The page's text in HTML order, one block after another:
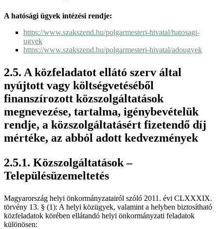
A hatósági ügyek intézési rendje:
https://www.szakszend.hu/polgarmesteri-hivatal/hatosagi-
ugyek
https://www.szakszend.hu/polgarmesteri-hivatal/adougyek
A közfeladatot ellátó szerv által
nyújtott vagy költségvetéséből
finanszírozott közszolgáltatások
megnevezése, tartalma, igénybevételük
rendje, a közszolgáltatásért fizetendő díj
mértéke, az abból adott kedvezmények
Közszolgáltatások –
Településüzemeltetés
Magyarország helyi önkormányzatairól szóló 2011. évi CLXXXIX.
törvény 13. § (1): A helyi közügyek, valamint a helyben biztosítható
közfeladatok körében ellátandó helyi önkormányzati feladatok
különösen: